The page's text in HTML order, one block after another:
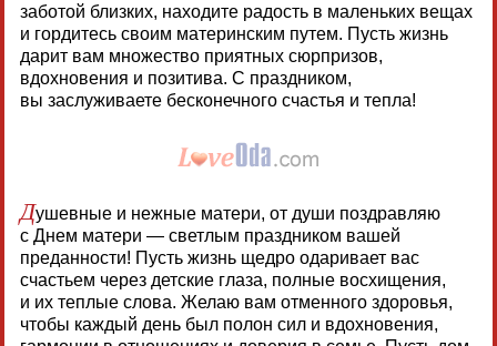
заботой близких, находите радость в маленьких вещах
и гордитесь своим материнским путем. Пусть жизнь
дарит вам множество приятных сюрпризов,
вдохновения и позитива. С праздником,
вы заслуживаете бесконечного счастья и тепла!
Душевные и нежные матери, от души поздравляю
с Днем матери — светлым праздником вашей
преданности! Пусть жизнь щедро одаривает вас
счастьем через детские глаза, полные восхищения,
и их теплые слова. Желаю вам отменного здоровья,
чтобы каждый день был полон сил и вдохновения,